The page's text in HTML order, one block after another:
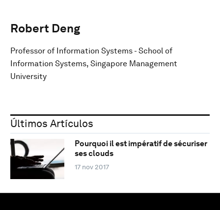
Robert Deng
Professor of Information Systems - School of
Information Systems, Singapore Management
University
Últimos Artículos
Pourquoi il est impératif de sécuriser
ses clouds
17 nov 2017